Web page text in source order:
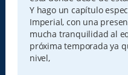
Y hago un capítulo
Imperial, con una
mucha tranquilidad al
próxima temporada ya
nivel,